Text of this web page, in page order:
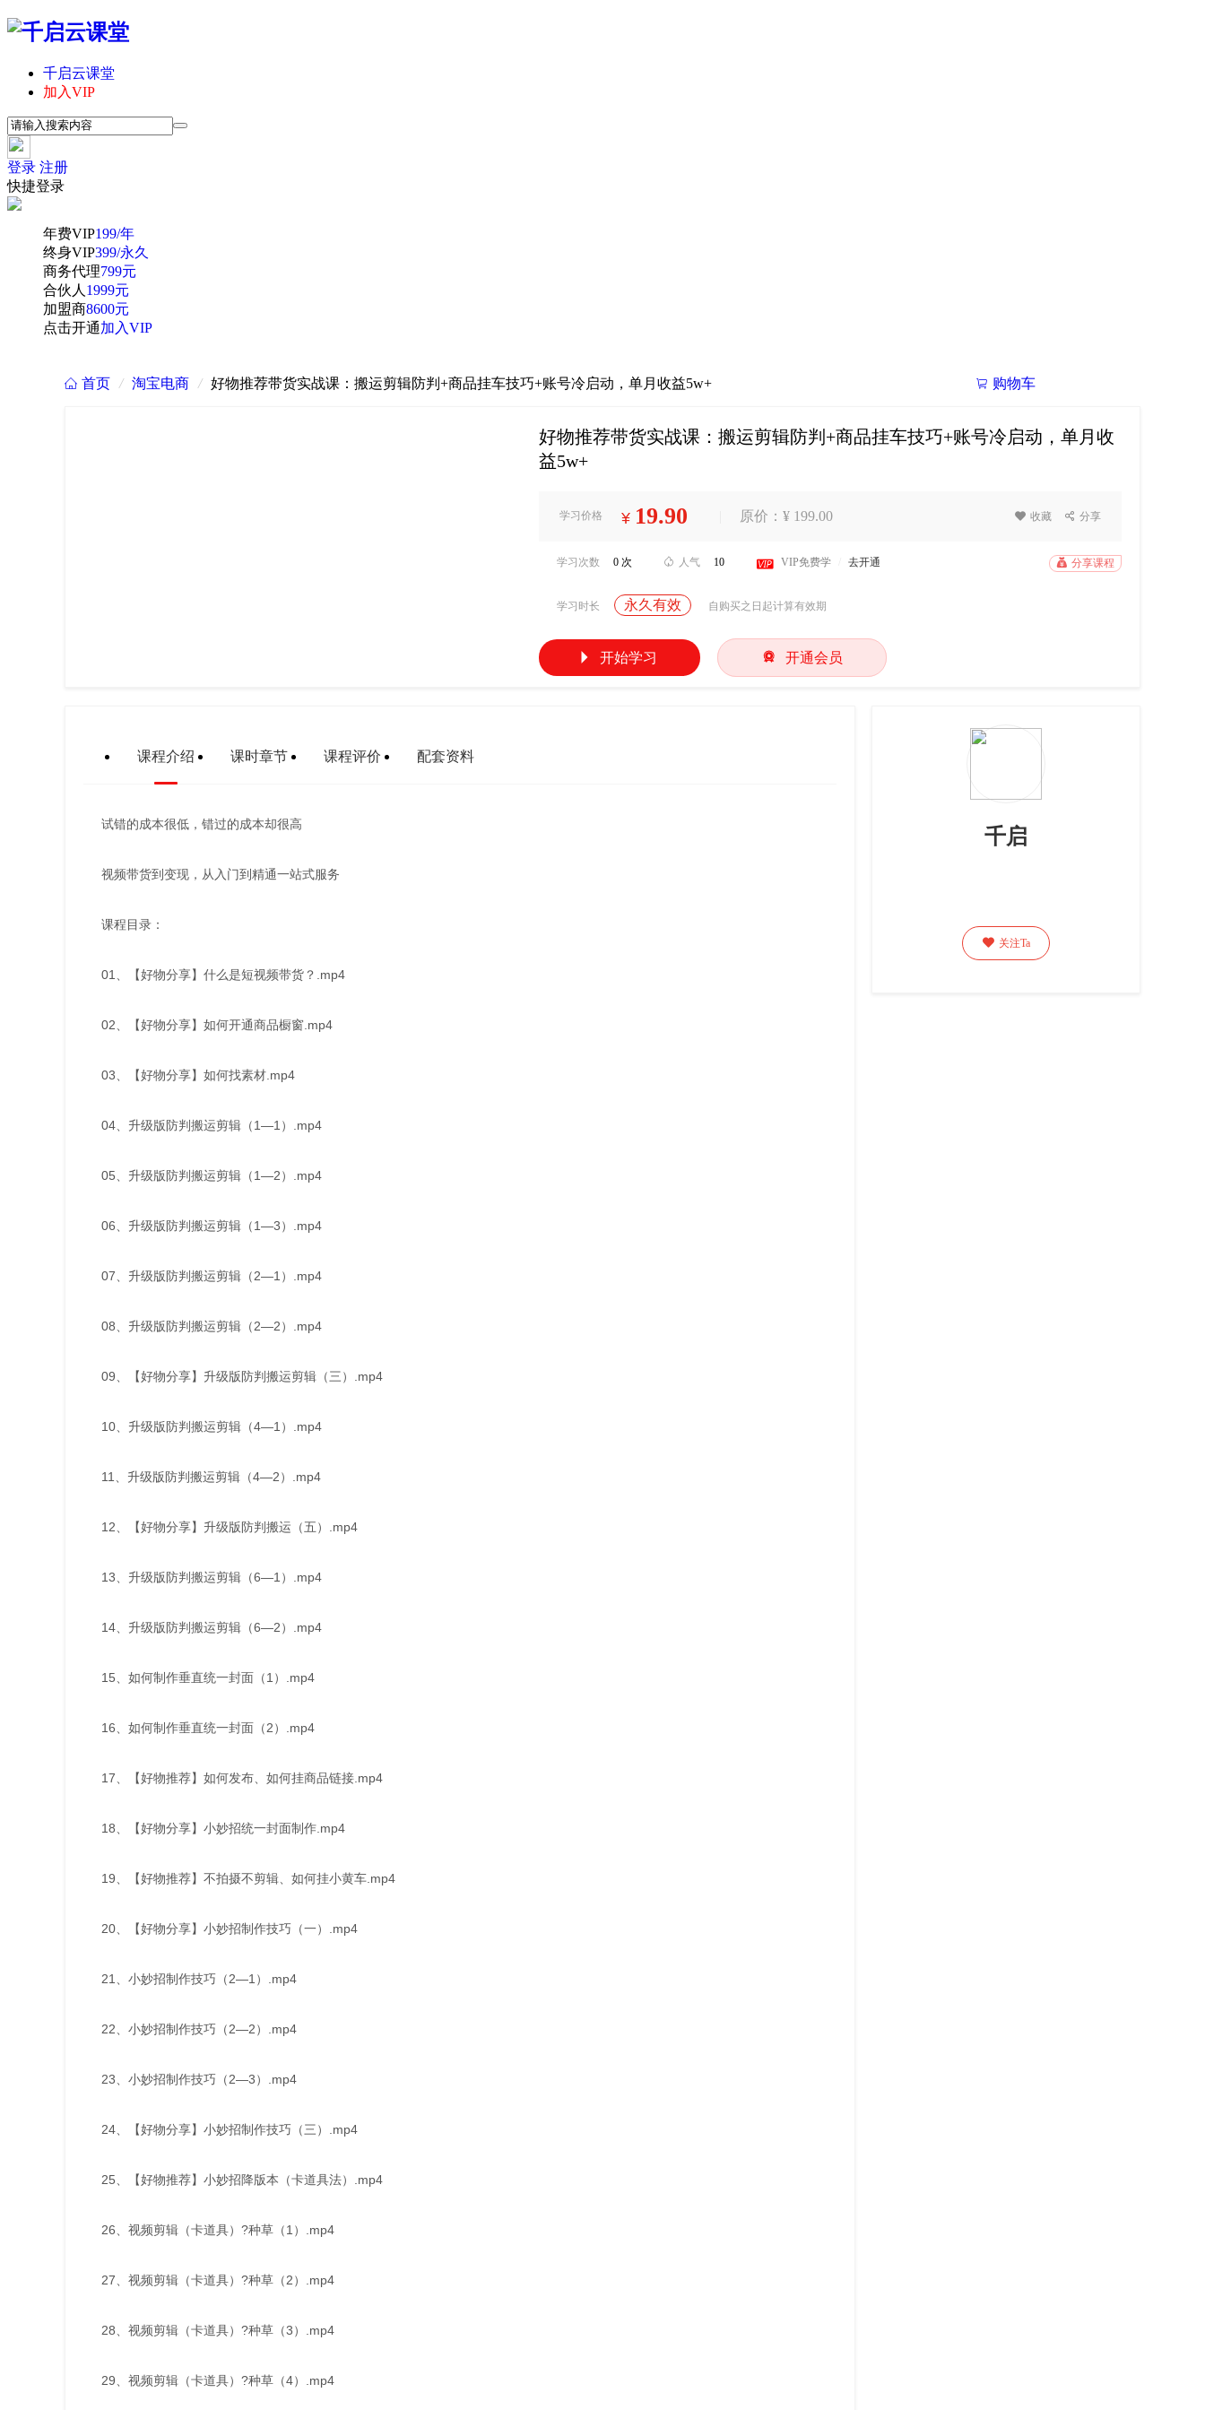
千启云课堂
加入VIP
登录 注册
快捷登录
年费VIP199/年
终身VIP399/永久
商务代理799元
合伙人 1999元
加盟商8600元
点击开通加入VIP
 购物车
 首页 / 淘宝电商 / 好物推荐带货实战课：搬运剪辑防判+商品挂车技巧+账号冷启动，单月收益5w+
好物推荐带货实战课：搬运剪辑防判+商品挂车技巧+账号冷启动，单月收
益5w+
学习价格 ¥ 19.90 原价：¥ 199.00  收藏  分享
学习次数 0 次  人气 10  VIP免费学 去开通  分享课程
学习时长 永久有效 自购买之日起计算有效期
 开始学习  开通会员
课程介绍 课时章节 课程评价 配套资料
试错的成本很低，错过的成本却很高
视频带货到变现，从入门到精通一站式服务
课程目录：
01、【好物分享】什么是短视频带货？.mp4
02、【好物分享】如何开通商品橱窗.mp4
03、【好物分享】如何找素材.mp4
04、升级版防判搬运剪辑（1—1）.mp4
05、升级版防判搬运剪辑（1—2）.mp4
06、升级版防判搬运剪辑（1—3）.mp4
07、升级版防判搬运剪辑（2—1）.mp4
08、升级版防判搬运剪辑（2—2）.mp4
09、【好物分享】升级版防判搬运剪辑（三）.mp4
10、升级版防判搬运剪辑（4—1）.mp4
11、升级版防判搬运剪辑（4—2）.mp4
12、【好物分享】升级版防判搬运（五）.mp4
13、升级版防判搬运剪辑（6—1）.mp4
14、升级版防判搬运剪辑（6—2）.mp4
15、如何制作垂直统一封面（1）.mp4
16、如何制作垂直统一封面（2）.mp4
17、【好物推荐】如何发布、如何挂商品链接.mp4
18、【好物分享】小妙招统一封面制作.mp4
19、【好物推荐】不拍摄不剪辑、如何挂小黄车.mp4
20、【好物分享】小妙招制作技巧（一）.mp4
21、小妙招制作技巧（2—1）.mp4
22、小妙招制作技巧（2—2）.mp4
23、小妙招制作技巧（2—3）.mp4
24、【好物分享】小妙招制作技巧（三）.mp4
25、【好物推荐】小妙招降版本（卡道具法）.mp4
26、视频剪辑（卡道具）?种草（1）.mp4
27、视频剪辑（卡道具）?种草（2）.mp4
28、视频剪辑（卡道具）?种草（3）.mp4
29、视频剪辑（卡道具）?种草（4）.mp4
千启
 关注Ta